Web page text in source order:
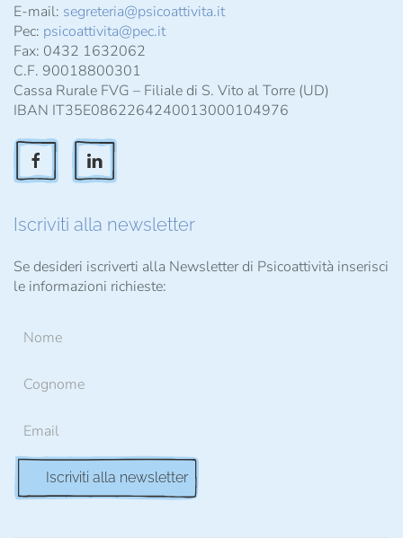
E-mail: segreteria@psicoattivita.it
Pec: psicoattivita@pec.it
Fax: 0432 1632062
C.F. 90018800301
Cassa Rurale FVG – Filiale di S. Vito al Torre (UD)
IBAN IT35E0862264240013000104976
Iscriviti alla newsletter
Se desideri iscriverti alla Newsletter di Psicoattività inserisci
le informazioni richieste: